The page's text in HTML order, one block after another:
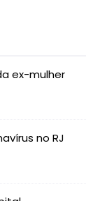
ex-mulher
no RJ